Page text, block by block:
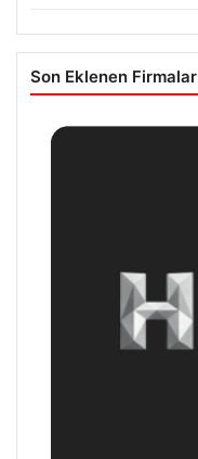
Son Eklenen Firmalar